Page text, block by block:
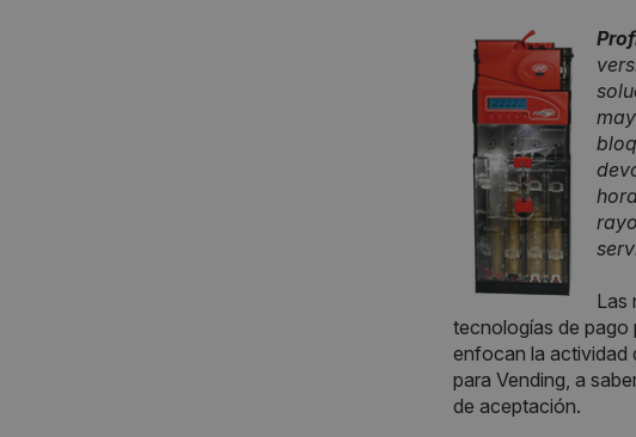
Las
tecnologías de pago
enfocan la actividad
para Vending, a
de aceptación.